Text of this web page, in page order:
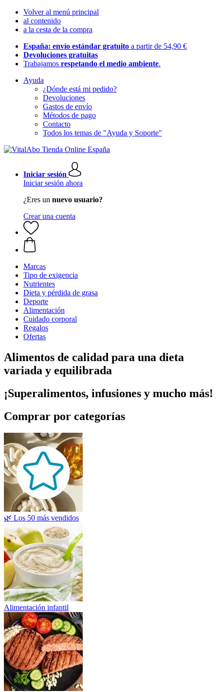
Volver al menú principal
al contenido
a la cesta de la compra
España: envío estándar gratuito a partir de 54,90 €
Devoluciones gratuitas
Trabajamos respetando el medio ambiente.
Ayuda
¿Dónde está mi pedido?
Devoluciones
Gastos de envío
Métodos de pago
Contacto
Todos los temas de "Ayuda y Soporte"
Iniciar sesión
Iniciar sesión ahora
¿Eres un nuevo usuario?
Crear una cuenta
Marcas
Tipo de exigencia
Nutrientes
Dieta y pérdida de grasa
Deporte
Alimentación
Cuidado corporal
Regalos
Ofertas
Alimentos de calidad para una dieta
variada y equilibrada
¡Superalimentos, infusiones y mucho más!
Comprar por categorías
🌿 Los 50 más vendidos
Alimentación infantil